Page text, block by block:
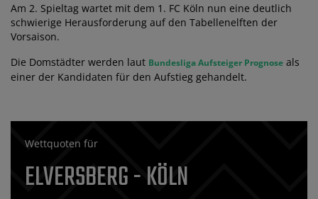
Am 2. Spieltag wartet mit dem 1. FC Köln nun eine deutlich
schwierige Herausforderung auf den Tabellenelften der
Vorsaison.
Die Domstädter werden laut Bundesliga Aufsteiger Prognose als
einer der Kandidaten für den Aufstieg gehandelt.
Wettquoten für
ELVERSBERG - KÖLN